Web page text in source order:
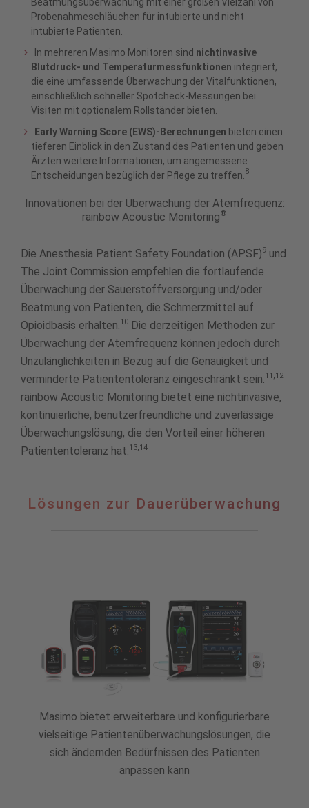
Beatmungsüberwachung mit einer großen Vielzahl von
Probenahmeschläuchen für intubierte und nicht
intubierte Patienten.
In mehreren Masimo Monitoren sind nichtinvasive
Blutdruck- und Temperaturmessfunktionen integriert,
die eine umfassende Überwachung der Vitalfunktionen,
einschließlich schneller Spotcheck-Messungen bei
Visiten mit optionalem Rollständer bieten.
Early Warning Score (EWS)-Berechnungen bieten einen
tieferen Einblick in den Zustand des Patienten und geben
Ärzten weitere Informationen, um angemessene
Entscheidungen bezüglich der Pflege zu treffen.8
Innovationen bei der Überwachung der Atemfrequenz:
rainbow Acoustic Monitoring®
Die Anesthesia Patient Safety Foundation (APSF)9 und
The Joint Commission empfehlen die fortlaufende
Überwachung der Sauerstoffversorgung und/oder
Beatmung von Patienten, die Schmerzmittel auf
Opioidbasis erhalten.10 Die derzeitigen Methoden zur
Überwachung der Atemfrequenz können jedoch durch
Unzulänglichkeiten in Bezug auf die Genauigkeit und
verminderte Patiententoleranz eingeschränkt sein.11,12
rainbow Acoustic Monitoring bietet eine nichtinvasive,
kontinuierliche, benutzerfreundliche und zuverlässige
Überwachungslösung, die den Vorteil einer höheren
Patiententoleranz hat.13,14
Lösungen
Lösungen zur Dauerüberwachung
Masimo bietet erweiterbare und konfigurierbare
vielseitige Patientenüberwachungslösungen, die
sich ändernden Bedürfnissen des Patienten
anpassen kann